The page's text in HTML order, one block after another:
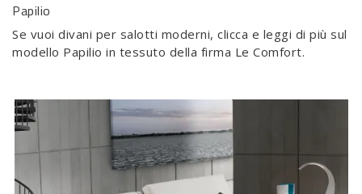
Papilio
Se vuoi divani per salotti moderni, clicca e leggi di più sul
modello Papilio in tessuto della firma Le Comfort.